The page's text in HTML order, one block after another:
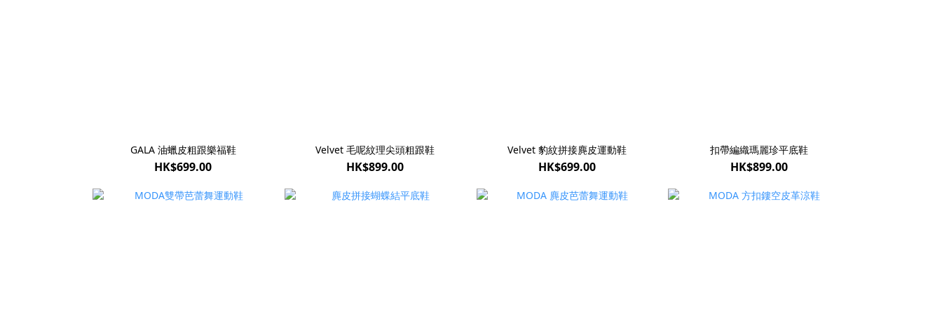
GALA 油蠟皮粗跟樂福鞋
HK$699.00
Velvet 毛呢紋理尖頭粗跟鞋
HK$899.00
Velvet 豹紋拼接麂皮運動鞋
HK$699.00
扣帶編織瑪麗珍平底鞋
HK$899.00